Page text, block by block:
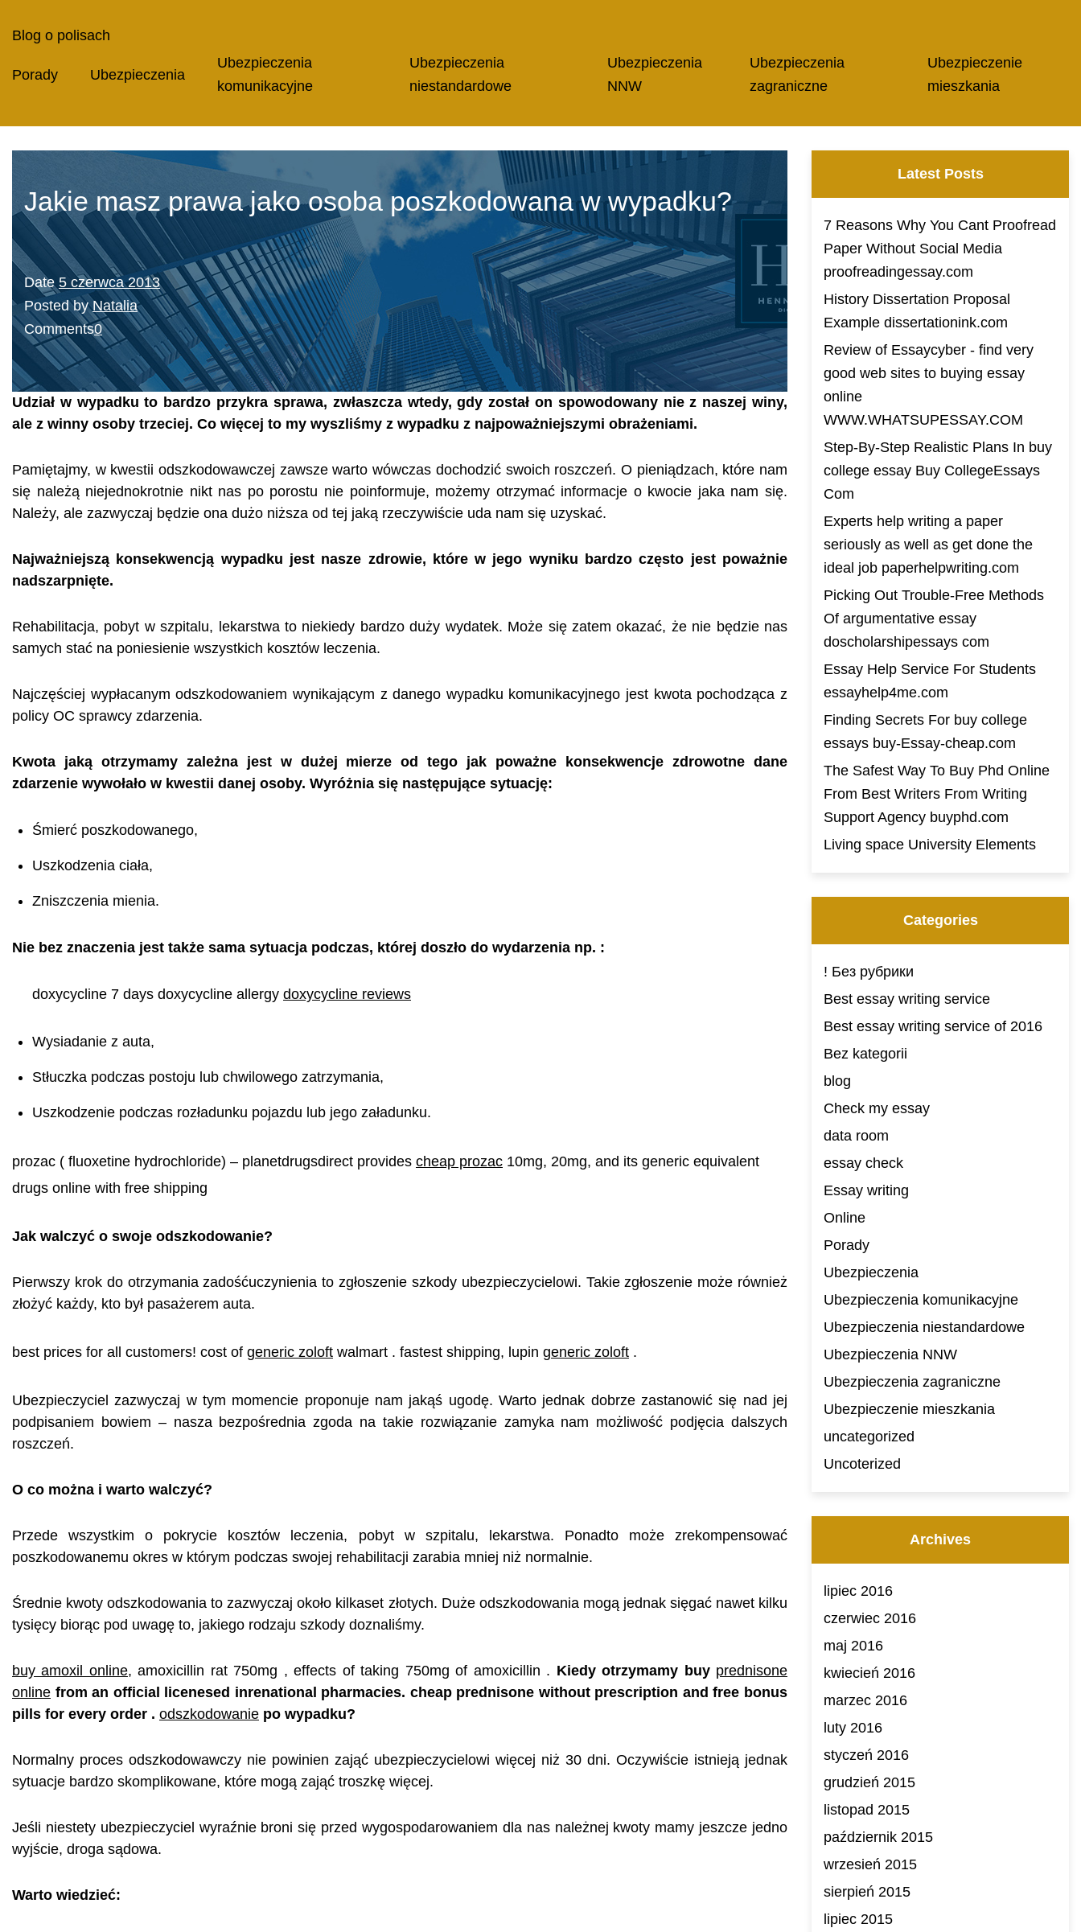
Blog o polisach
Porady Ubezpieczenia
Ubezpieczenia
komunikacyjne
Ubezpieczenia
niestandardowe
Ubezpieczenia
NNW
Ubezpieczenia
zagraniczne
Ubezpieczenie
mieszkania
Jakie masz prawa jako osoba poszkodowana w wypadku?
Date 5 czerwca 2013
Posted byNatalia
Comments0
Udział w wypadku to bardzo przykra sprawa, zwłaszcza wtedy, gdy został on spowodowany nie z naszej winy,
ale z winny osoby trzeciej. Co więcej to my wyszliśmy z wypadku z najpoważniejszymi obrażeniami.
Pamiętajmy, w kwestii odszkodowawczej zawsze warto wówczas dochodzić swoich roszczeń. O pieniądzach, które nam
się należą niejednokrotnie nikt nas po porostu nie poinformuje, możemy otrzymać informacje o kwocie jaka nam się.
Należy, ale zazwyczaj będzie ona dużo niższa od tej jaką rzeczywiście uda nam się uzyskać.
Najważniejszą konsekwencją wypadku jest nasze zdrowie, które w jego wyniku bardzo często jest poważnie
nadszarpnięte.
Rehabilitacja, pobyt w szpitalu, lekarstwa to niekiedy bardzo duży wydatek. Może się zatem okazać, że nie będzie nas
samych stać na poniesienie wszystkich kosztów leczenia.
Najczęściej wypłacanym odszkodowaniem wynikającym z danego wypadku komunikacyjnego jest kwota pochodząca z
policy OC sprawcy zdarzenia.
Kwota jaką otrzymamy zależna jest w dużej mierze od tego jak poważne konsekwencje zdrowotne dane
zdarzenie wywołało w kwestii danej osoby. Wyróżnia się następujące sytuację:
Śmierć poszkodowanego,
Uszkodzenia ciała,
Zniszczenia mienia.
Nie bez znaczenia jest także sama sytuacja podczas, której doszło do wydarzenia np. :
doxycycline 7 days doxycycline allergy doxycycline reviews
Wysiadanie z auta,
Stłuczka podczas postoju lub chwilowego zatrzymania,
Uszkodzenie podczas rozładunku pojazdu lub jego załadunku.
prozac ( fluoxetine hydrochloride) – planetdrugsdirect provides cheap prozac 10mg, 20mg, and its generic equivalent
drugs online with free shipping
Jak walczyć o swoje odszkodowanie?
Pierwszy krok do otrzymania zadośćuczynienia to zgłoszenie szkody ubezpieczycielowi. Takie zgłoszenie może również
złożyć każdy, kto był pasażerem auta.
best prices for all customers! cost of generic zoloft walmart . fastest shipping, lupin generic zoloft .
Ubezpieczyciel zazwyczaj w tym momencie proponuje nam jakąś ugodę. Warto jednak dobrze zastanowić się nad jej
podpisaniem bowiem – nasza bezpośrednia zgoda na takie rozwiązanie zamyka nam możliwość podjęcia dalszych
roszczeń.
O co można i warto walczyć?
Przede wszystkim o pokrycie kosztów leczenia, pobyt w szpitalu, lekarstwa. Ponadto może zrekompensować
poszkodowanemu okres w którym podczas swojej rehabilitacji zarabia mniej niż normalnie.
Średnie kwoty odszkodowania to zazwyczaj około kilkaset złotych. Duże odszkodowania mogą jednak sięgać nawet kilku
tysięcy biorąc pod uwagę to, jakiego rodzaju szkody doznaliśmy.
buy amoxil online, amoxicillin rat 750mg , effects of taking 750mg of amoxicillin . Kiedy otrzymamy buy prednisone
online from an official licenesed inrenational pharmacies. cheap prednisone without prescription and free bonus
pills for every order . odszkodowanie po wypadku?
Normalny proces odszkodowawczy nie powinien zająć ubezpieczycielowi więcej niż 30 dni. Oczywiście istnieją jednak
sytuacje bardzo skomplikowane, które mogą zająć troszkę więcej.
Jeśli niestety ubezpieczyciel wyraźnie broni się przed wygospodarowaniem dla nas należnej kwoty mamy jeszcze jedno
wyjście, droga sądowa.
Warto wiedzieć:
Latest Posts
7 Reasons Why You Cant Proofread
Paper Without Social Media
proofreadingessay.com
History Dissertation Proposal
Example dissertationink.com
Review of Essaycyber - find very
good web sites to buying essay
online
WWW.WHATSUPESSAY.COM
Step-By-Step Realistic Plans In buy
college essay Buy CollegeEssays
Com
Experts help writing a paper
seriously as well as get done the
ideal job paperhelpwriting.com
Picking Out Trouble-Free Methods
Of argumentative essay
doscholarshipessays com
Essay Help Service For Students
essayhelp4me.com
Finding Secrets For buy college
essays buy-Essay-cheap.com
The Safest Way To Buy Phd Online
From Best Writers From Writing
Support Agency buyphd.com
Living space University Elements
Categories
! Без рубрики
Best essay writing service
Best essay writing service of 2016
Bez kategorii
blog
Check my essay
data room
essay check
Essay writing
Online
Porady
Ubezpieczenia
Ubezpieczenia komunikacyjne
Ubezpieczenia niestandardowe
Ubezpieczenia NNW
Ubezpieczenia zagraniczne
Ubezpieczenie mieszkania
uncategorized
Uncoterized
Archives
lipiec 2016
czerwiec 2016
maj 2016
kwiecień 2016
marzec 2016
luty 2016
styczeń 2016
grudzień 2015
listopad 2015
październik 2015
wrzesień 2015
sierpień 2015
lipiec 2015